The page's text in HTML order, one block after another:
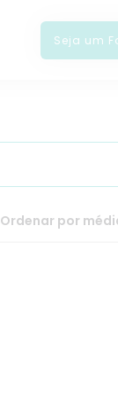
Seja um
Ordenar por